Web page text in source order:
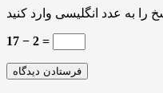
17 − 2 =